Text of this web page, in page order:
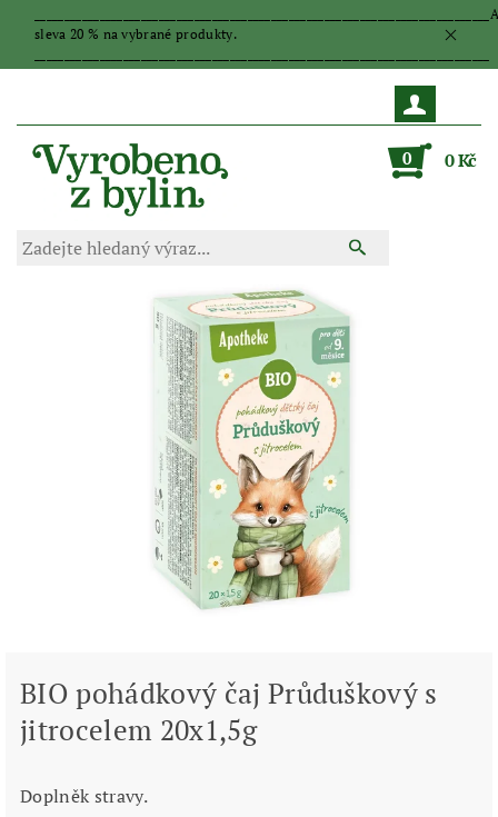
sleva 20 % na vybrané produkty.
0 0 Kč
BIO pohádkový čaj Průduškový s
jitrocelem 20x1,5g
Doplněk stravy.